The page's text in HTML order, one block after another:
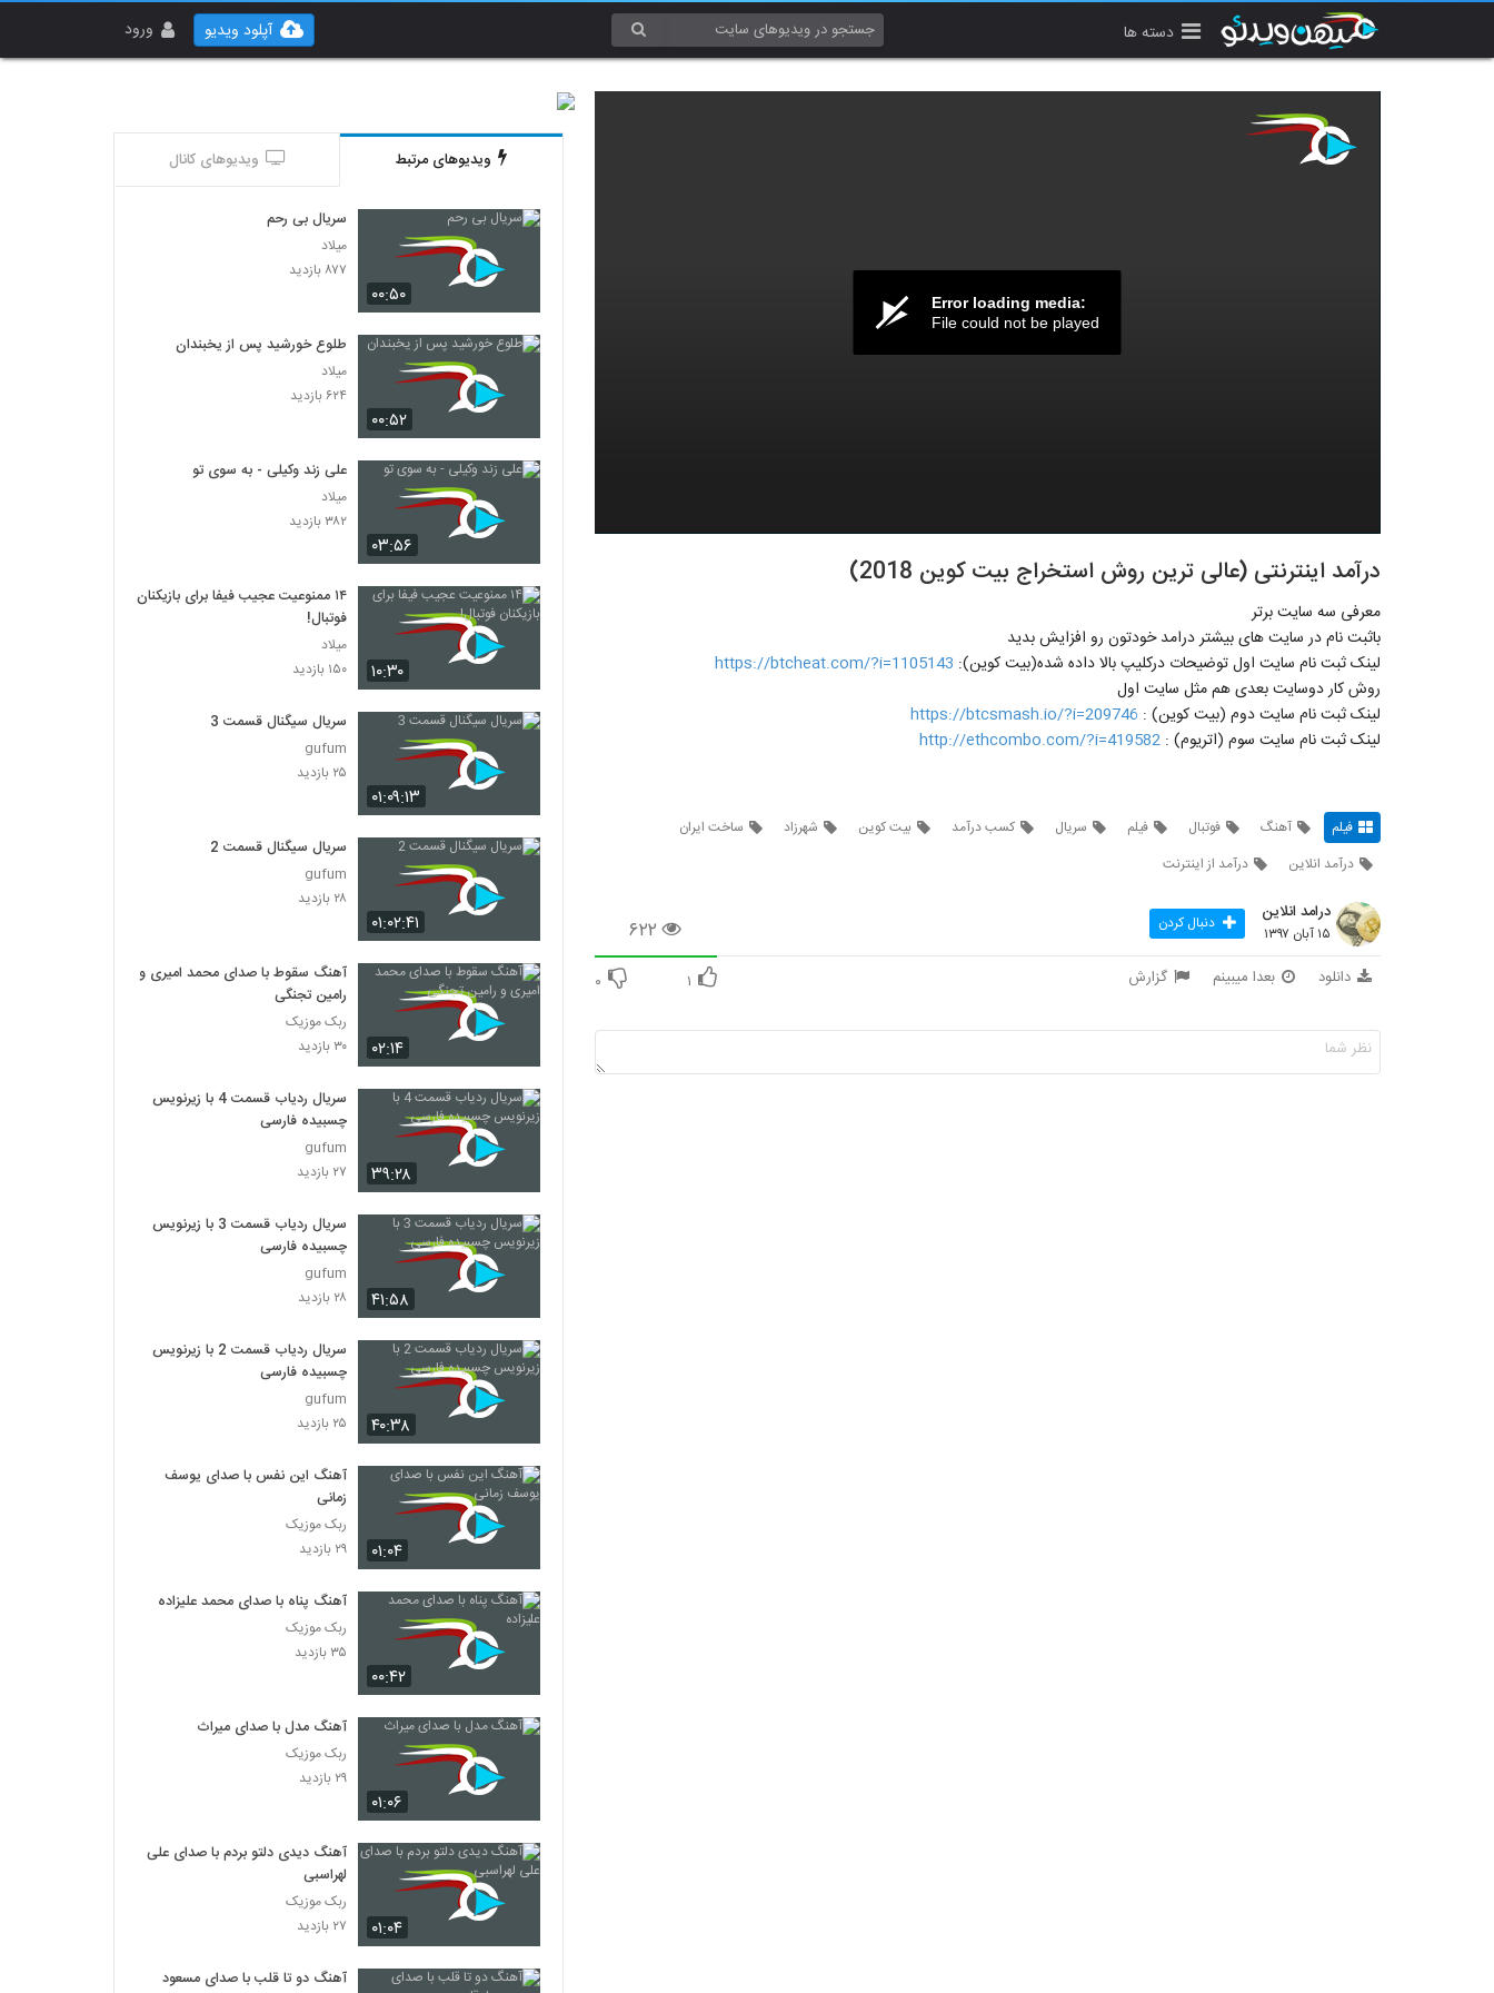
دسته ها ورود آپلود ویدیو
Error loading media:
File could not be played
درآمد اینترنتی (عالی ترین روش استخراج بیت کوین 2018)
معرفی سه سایت برتر
باثبت نام در سایت های بیشتر درامد خودتون رو افزایش بدید
لینک ثبت نام سایت اول توضیحات درکلیپ بالا داده شده(بیت کوین): https://btcheat.com/?i=1105143
روش کار دوسایت بعدی هم مثل سایت اول
لینک ثبت نام سایت دوم (بیت کوین) : https://btcsmash.io/?i=209746
لینک ثبت نام سایت سوم (اتریوم) : http://ethcombo.com/?i=419582
فیلم آهنگ فوتبال فیلم سریال کسب درآمد بیت کوین شهرزاد
ساخت ایران
درآمد انلاین
درآمد از اینترنت
۶۲۲
درامد انلاین
۱۵ آبان ۱۳۹۷ دنبال کردن
دانلود بعدا میبینم گزارش ۱ ۰
ویدیوهای مرتبط ویدیوهای کانال
۰۰:۵۰
سریال بی رحم
میلاد
۸۷۷ بازدید
۰۰:۵۲
طلوع خورشید پس از یخبندان
میلاد
۶۲۴ بازدید
۰۳:۵۶
علی زند وکیلی - به سوی تو
میلاد
۳۸۲ بازدید
۱۰:۳۰
۱۴ ممنوعیت عجیب فیفا برای بازیکنان
فوتبال!
میلاد
۱۵۰ بازدید
۰۱:۰۹:۱۳
سریال سیگنال قسمت 3
gufum
۲۵ بازدید
۰۱:۰۲:۴۱
سریال سیگنال قسمت 2
gufum
۲۸ بازدید
۰۲:۱۴
آهنگ سقوط با صدای محمد امیری و
رامین تجنگی
ربک موزیک
۳۰ بازدید
۳۹:۲۸
سریال ردیاب قسمت 4 با زیرنویس
چسبیده فارسی
gufum
۲۷ بازدید
۴۱:۵۸
سریال ردیاب قسمت 3 با زیرنویس
چسبیده فارسی
gufum
۲۸ بازدید
۴۰:۳۸
سریال ردیاب قسمت 2 با زیرنویس
چسبیده فارسی
gufum
۲۵ بازدید
۰۱:۰۴
آهنگ این نفس با صدای یوسف
زمانی
ربک موزیک
۲۹ بازدید
۰۰:۴۲
آهنگ پناه با صدای محمد علیزاده
ربک موزیک
۳۵ بازدید
۰۱:۰۶
آهنگ مدل با صدای میراث
ربک موزیک
۲۹ بازدید
۰۱:۰۴
آهنگ دیدی دلتو بردم با صدای علی
لهراسبی
ربک موزیک
۲۷ بازدید
آهنگ دو تا قلب با صدای مسعود